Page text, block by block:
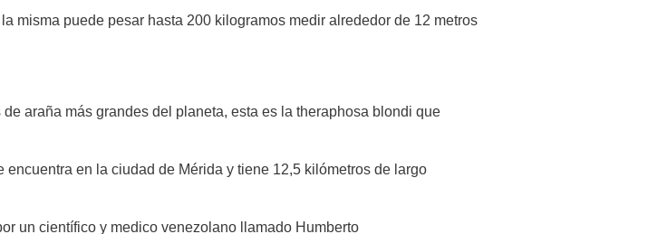
misma puede pesar hasta 200 kilogramos medir alrededor de 12 metros
araña más grandes del planeta, esta es la theraphosa blondi que
en la ciudad de Mérida y tiene 12,5 kilómetros de largo
un científico y medico venezolano llamado Humberto